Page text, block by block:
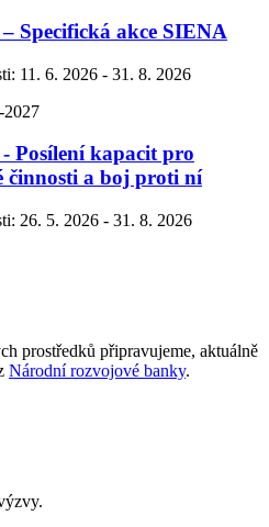
Specifická akce SIENA
11. 6. 2026 - 31. 8. 2026
2027
Posílení kapacit pro
činnosti a boj proti ní
26. 5. 2026 - 31. 8. 2026
prostředků připravujeme, aktuálně
Národní rozvojové banky.